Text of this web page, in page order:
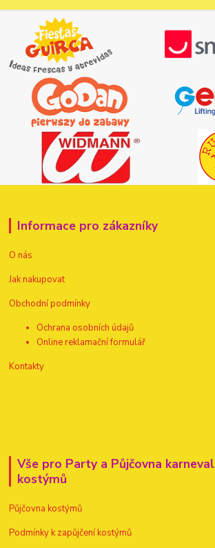
Informace pro zákazníky
O nás
Jak nakupovat
Obchodní podmínky
Ochrana osobních údajů
Online reklamační formulář
Kontakty
Vše pro Party a Půjčovna
kostýmů
Půjčovna kostýmů
Podmínky k zapůjčení kostýmů